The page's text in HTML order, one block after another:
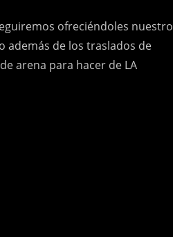
ofreciéndoles nuestro
de los traslados de
arena para hacer de LA